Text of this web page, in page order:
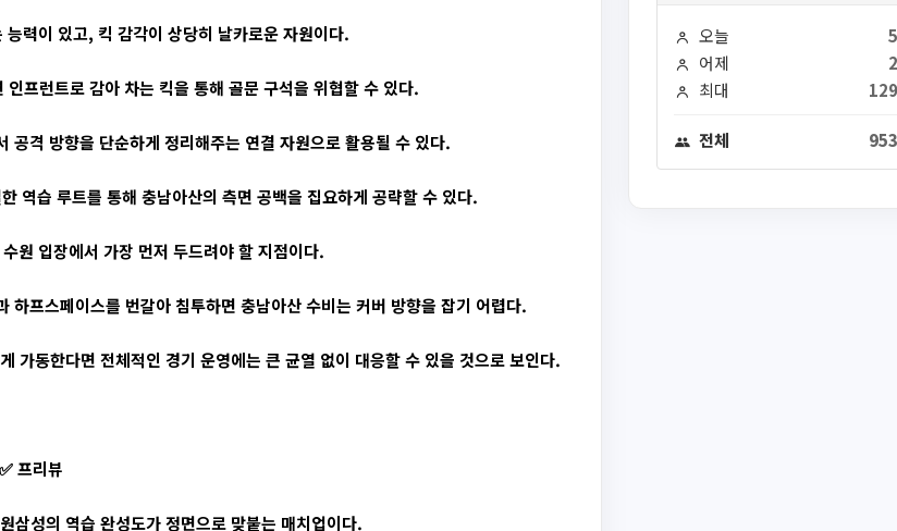
력이 있고, 킥 감각이 상당히 날카로운 자원이다.
프런트로 감아 차는 킥을 통해 골문 구석을 위협할 수 있다.
공격 방향을 단순하게 정리해주는 연결 자원으로 활용될 수 있다.
역습 루트를 통해 충남아산의 측면 공백을 집요하게 공략할 수 있다.
원 입장에서 가장 먼저 두드려야 할 지점이다.
프스페이스를 번갈아 침투하면 충남아산 수비는 커버 방향을 잡기 어렵다.
가동한다면 전체적인 경기 운영에는 큰 균열 없이 대응할 수 있을 것으로 보인다.
✅ 프리뷰
삼성의 역습 완성도가 정면으로 맞붙는 매치업이다.
오늘
어제
최대
전체